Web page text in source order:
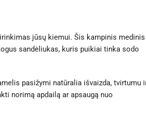
jūsų kiemui. Šis kampinis medinis
sandėliukas, kuris puikiai tinka sodo
pasižymi natūralia išvaizda, tvirtumu
norimą apdailą ar apsaugą nuo